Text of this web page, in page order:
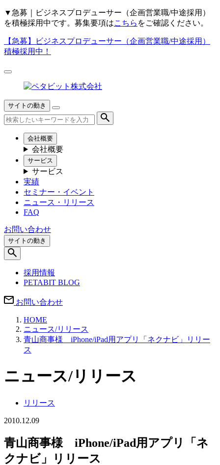
▼ 急募｜ビジネスプロデューサー（企画営業職/中途採用）
を積極採用中です。募集要項はこちら をご確認ください。
【急募】
ビジネスプロデューサー（企画営業職/中途採用）
積極採用中！
サイトの動き
会社概要
会社概要
サービス
サービス
実績
セミナー・イベント
ニュース・リリース
FAQ
お問い合わせ
サイトの動き
採用情報
PETABIT BLOG
お問い合わせ
HOME
ニュース/リリース
青山商事様 iPhone/iPad用アプリ「ネクナビ」リリー
ス
ニュース/リリース
リリース
2010.12.09
青山商事様 iPhone/iPad用アプリ「ネ
クナビ」リリース